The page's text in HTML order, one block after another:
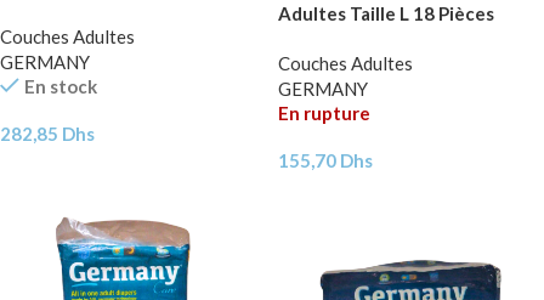
Couches Adultes
GERMANY
En stock
282,85 Dhs
Adultes Taille L 18 Pièces
Couches Adultes
GERMANY
En rupture
155,70 Dhs